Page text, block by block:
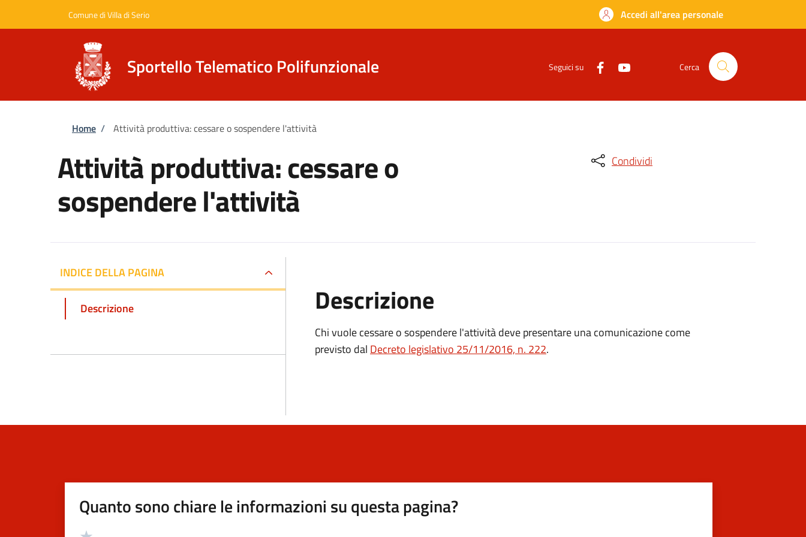
Comune di Villa di Serio Accedi all'area personale
Sportello Telematico Polifunzionale Seguici su Cerca
Briciole di pane
Home / Attività produttiva: cessare o sospendere l'attività
Attività produttiva: cessare o
sospendere l'attività
Condividi
INDICE DELLA PAGINA
Descrizione Descrizione
Chi vuole cessare o sospendere l'attività deve presentare una comunicazione come
previsto dal Decreto legislativo 25/11/2016, n. 222.
Quanto sono chiare le informazioni su questa pagina?
Valutazione